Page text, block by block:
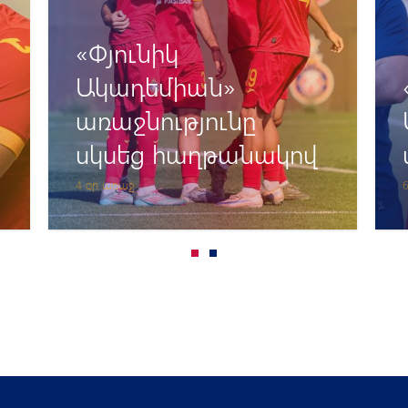
6 օր առաջ
«Փյունիկ
Ակադեմիայի» նոր
մարզչական շտաբը